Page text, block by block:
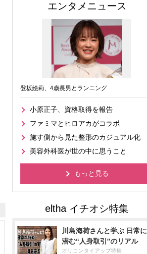
エンタメニュース
登坂絵莉、4歳長男とランニング
小原正子、資格取得を報告
ファミマとヒロアカがコラボ
施す側から見た整形のカジュアル化
美容外科医が世の中に思うこと
もっと見る
川島海荷さんと学ぶ 日常に
潜む“人身取引”のリアル
オリコンタイアップ特集